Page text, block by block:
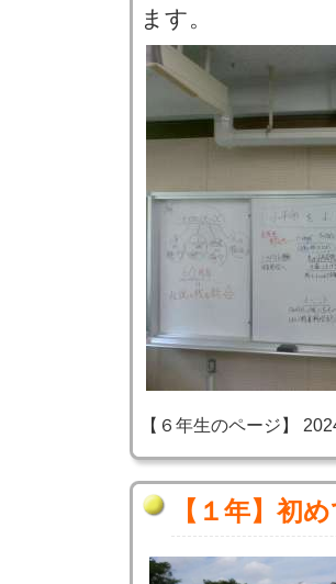
ます。
【６年生のページ】
【１年】初